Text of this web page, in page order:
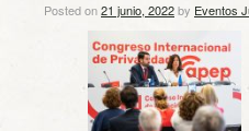
Posted on21 junio, 2022by Eventos